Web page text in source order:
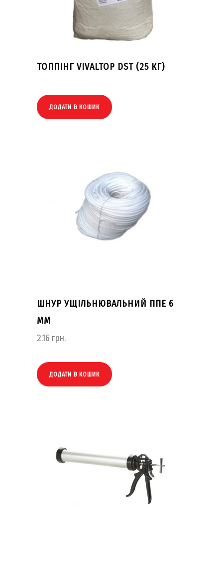
ТОППІНГ VIVALTOP DST (25 КГ)
ДОДАТИ В КОШИК
ШНУР УЩІЛЬНЮВАЛЬНИЙ ППЕ 6
ММ
2.16 грн.
ДОДАТИ В КОШИК